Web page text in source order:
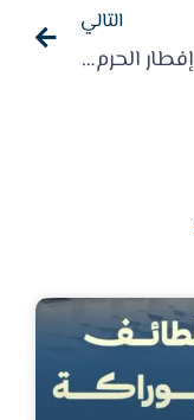
التالي
إحصائية إفطار الحرم المكي 2025م